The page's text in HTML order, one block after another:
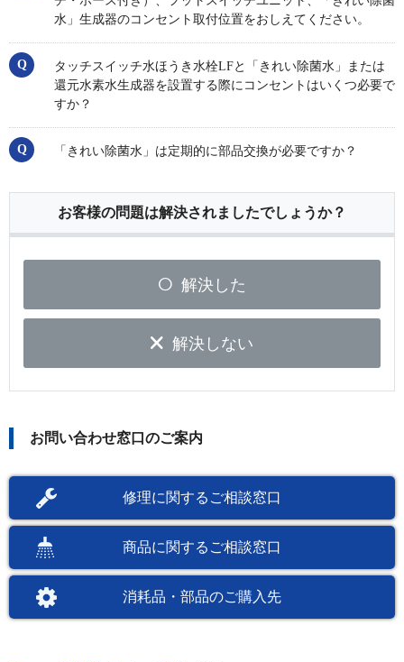
水」生成器のコンセント取付位置をおしえてください。
タッチスイッチ水ほうき水栓LFと「きれい除菌水」または
還元水素水生成器を設置する際にコンセントはいくつ必要で
すか？
「きれい除菌水」は定期的に部品交換が必要ですか？
お客様の問題は解決されましたでしょうか？
解決した
解決しない
お問い合わせ窓口のご案内
修理に関するご相談窓口
商品に関するご相談窓口
消耗品・部品のご購入先